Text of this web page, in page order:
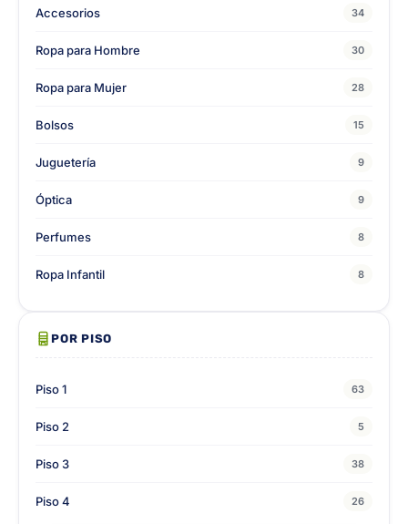
Accesorios 34
Ropa para Hombre 30
Ropa para Mujer 28
Bolsos 15
Juguetería 9
Óptica 9
Perfumes 8
Ropa Infantil 8
POR PISO
Piso 1 63
Piso 2 5
Piso 3 38
Piso 4 26